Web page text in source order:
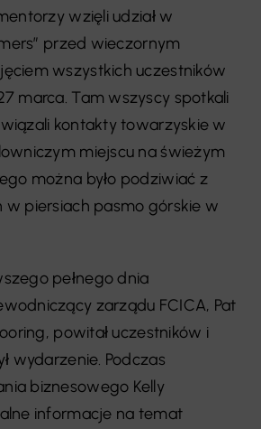
wzięli udział w
przed wieczornym
wszystkich uczestników
marca. Tam wszyscy spotkali
kontakty towarzyskie w
miejscu na świeżym
można było podziwiać z
w piersiach pasmo górskie w
pełnego dnia
zarządu FCICA, Pat
powitał uczestników i
wydarzenie. Podczas
biznesowego Kelly
informacje na temat